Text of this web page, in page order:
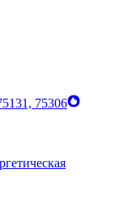
75306